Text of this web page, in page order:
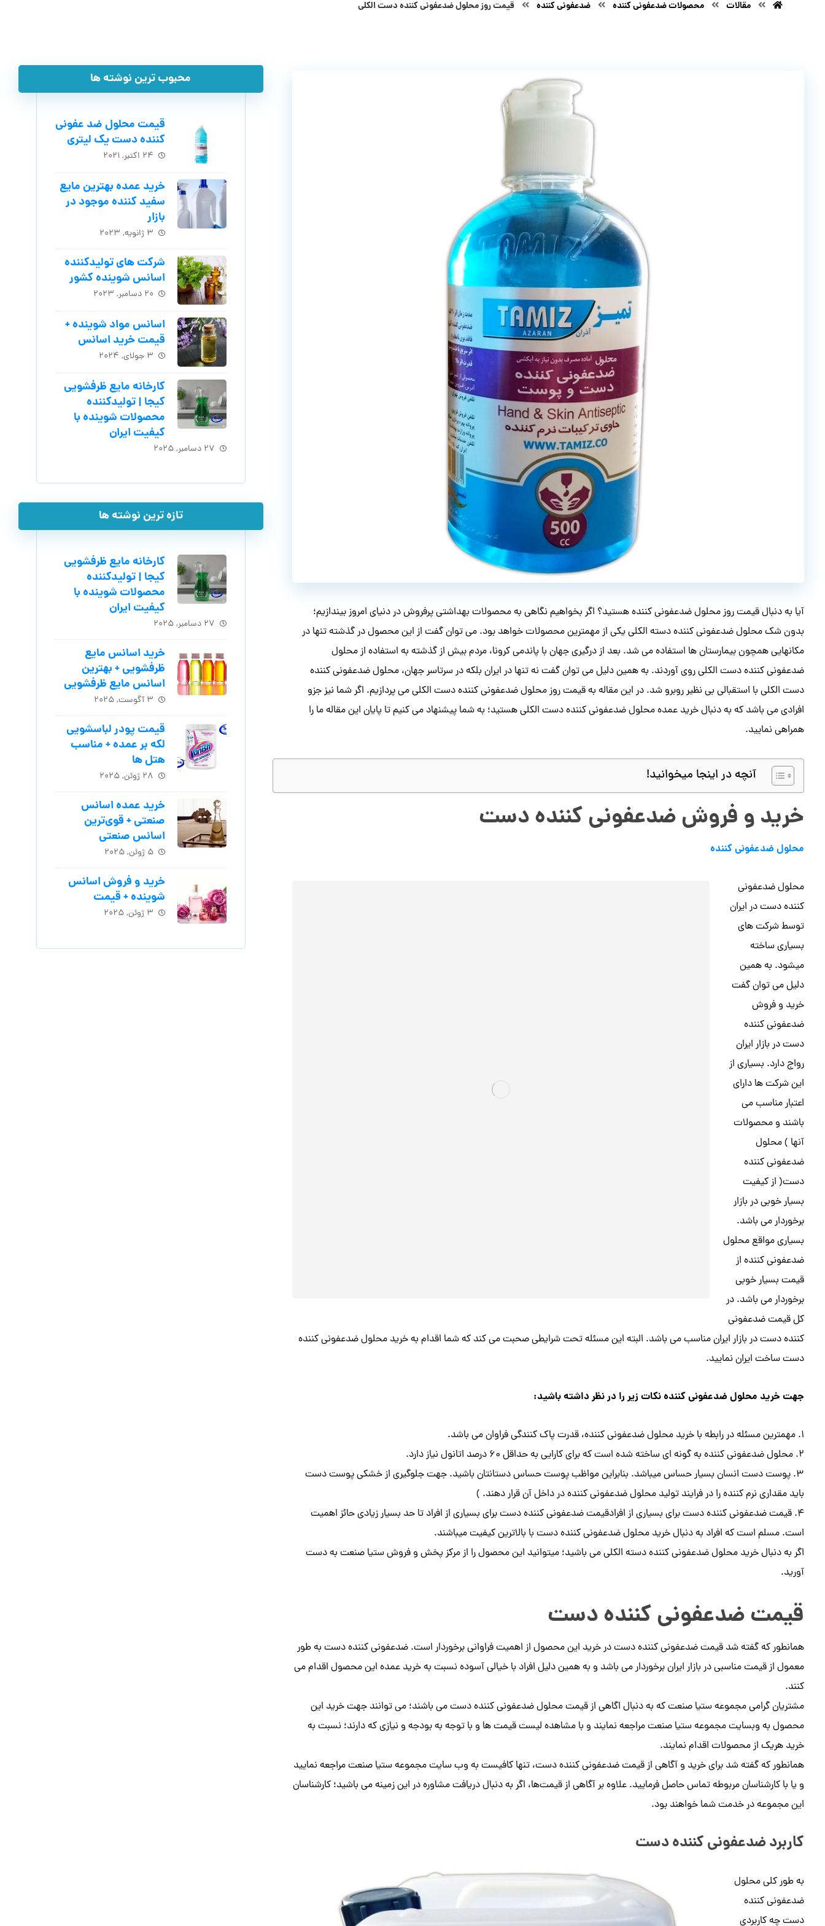
مقالات محصولات ضدعفونی کننده ضدعفونی کننده قیمت روز محلول ضدعفونی کننده دست الکلی
آیا به دنبال قیمت روز محلول ضدعفونی کننده هستید؟ اگر بخواهیم نگاهی به محصولات بهداشتی پرفروش در دنیای امروز بیندازیم؛
بدون شک محلول ضدعفونی کننده دسته الکلی یکی از مهمترین محصولات خواهد بود. می توان گفت از این محصول در گذشته تنها در
مکانهایی همچون بیمارستان ها استفاده می شد. بعد از درگیری جهان با پاندمی کرونا، مردم بیش از گذشته به استفاده از محلول
ضدعفونی کننده دست الکلی روی آوردند. به همین دلیل می توان گفت نه تنها در ایران بلکه در سرتاسر جهان، محلول ضدعفونی کننده
دست الکلی با استقبالی بی نظیر روبرو شد. در این مقاله به قیمت روز محلول ضدعفونی کننده دست الکلی می پردازیم. اگر شما نیز جزو
افرادی می باشد که به دنبال خرید عمده محلول ضدعفونی کننده دست الکلی هستید؛ به شما پیشنهاد می کنیم تا پایان این مقاله ما را
همراهی نمایید.
آنچه در اینجا میخوانید!
خرید و فروش ضدعفونی کننده دست
محلول ضدعفونی کننده
محلول ضدعفونی
کننده دست در ایران
توسط شرکت های
بسیاری ساخته
میشود. به همین
دلیل می توان گفت
خرید و فروش
ضدعفونی کننده
دست در بازار ایران
رواج دارد. بسیاری از
این شرکت ها دارای
اعتبار مناسب می
باشند و محصولات
آنها ) محلول
ضدعفونی کننده
دست( از کیفیت
بسیار خوبی در بازار
برخوردار می باشد.
بسیاری مواقع محلول
ضدعفونی کننده از
قیمت بسیار خوبی
برخوردار می باشد. در
کل قیمت ضدعفونی
کننده دست در بازار ایران مناسب می باشد. البته این مسئله تحت شرایطی صحبت می کند که شما اقدام به خرید محلول ضدعفونی کننده
دست ساخت ایران نمایید.
جهت خرید محلول ضدعفونی کننده نکات زیر را در نظر داشته باشید:
1. مهمترین مسئله در رابطه با خرید محلول ضدعفونی کننده، قدرت پاک کنندگی فراوان می باشد.
2. محلول ضدعفونی کننده به گونه ای ساخته شده است که برای کارایی به حداقل ۶۰ درصد اتانول نیاز دارد.
3. پوست دست انسان بسیار حساس میباشد. بنابراین مواظب پوست حساس دستانتان باشید. جهت جلوگیری از خشکی پوست دست
باید مقداری نرم کننده را در فرایند تولید محلول ضدعفونی کننده در داخل آن قرار دهند. )
4. قیمت ضدعفونی کننده دست برای بسیاری از افرادقیمت ضدعفونی کننده دست برای بسیاری از افراد تا حد بسیار زیادی حائز اهمیت
است. مسلم است که افراد به دنبال خرید محلول ضدعفونی کننده دست با بالاترین کیفیت میباشند.
اگر به دنبال خرید محلول ضدعفونی کننده دسته الکلی می باشید؛ میتوانید این محصول را از مرکز پخش و فروش ستیا صنعت به دست
آورید.
قیمت ضدعفونی کننده دست
همانطور که گفته شد قیمت ضدعفونی کننده دست در خرید این محصول از اهمیت فراوانی برخوردار است. ضدعفونی کننده دست به طور
معمول از قیمت مناسبی در بازار ایران برخوردار می باشد و به همین دلیل افراد با خیالی آسوده نسبت به خرید عمده این محصول اقدام می
کنند.
مشتریان گرامی مجموعه ستیا صنعت که به دنبال اگاهی از قیمت محلول ضدعفونی کننده دست می باشند؛ می توانند جهت خرید این
محصول به وبسایت مجموعه ستیا صنعت مراجعه نمایند و با مشاهده لیست قیمت ها و با توجه به بودجه و نیازی که دارند؛ نسبت به
خرید هریک از محصولات اقدام نمایند.
همانطور که گفته شد برای خرید و آگاهی از قیمت ضدعفونی کننده دست، تنها کافیست به وب سایت مجموعه ستیا صنعت مراجعه نمایید
و یا با کارشناسان مربوطه تماس حاصل فرمایید. علاوه بر آگاهی از قیمت‌ها، اگر به دنبال دریافت مشاوره در این زمینه می باشید؛ کارشناسان
این مجموعه در خدمت شما خواهند بود.
کاربرد ضدعفونی کننده دست
به طور کلی محلول
ضدعفونی کننده
دست چه کاربردی
محبوب ترین نوشته ها
قیمت محلول ضد عفونی
کننده دست یک لیتری
۲۴ اکتبر, ۲۰۲۱
خرید عمده بهترین مایع
سفید کننده موجود در
بازار
۳ ژانویه, ۲۰۲۳
شرکت های تولیدکننده
اسانس شوینده کشور
۲۰ دسامبر, ۲۰۲۳
اسانس مواد شوینده +
قیمت خرید اسانس
۳ جولای, ۲۰۲۴
کارخانه مایع ظرفشویی
کیجا | تولیدکننده
محصولات شوینده با
کیفیت ایران
۲۷ دسامبر, ۲۰۲۵
تازه ترین نوشته ها
کارخانه مایع ظرفشویی
کیجا | تولیدکننده
محصولات شوینده با
کیفیت ایران
۲۷ دسامبر, ۲۰۲۵
خرید اسانس مایع
ظرفشویی + بهترین
اسانس مایع ظرفشویی
۳ آگوست, ۲۰۲۵
قیمت پودر لباسشویی
لکه بر عمده + مناسب
هتل ها
۲۸ ژوئن, ۲۰۲۵
خرید عمده اسانس
صنعتی + قوی‌ترین
اسانس‌ صنعتی
۵ ژوئن, ۲۰۲۵
خرید و فروش اسانس
شوینده + قیمت
۳ ژوئن, ۲۰۲۵